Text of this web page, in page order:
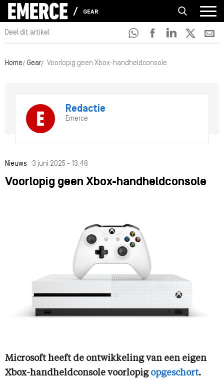
GEAR
Deel dit artikel
Home Gear Voorlopig geen Xbox-handheldconsole
Redactie
Emerce
Nieuws -3 juni 2025 - 13:48
Voorlopig geen Xbox-handheldconsole
Microsoft heeft de ontwikkeling van een eigen
Xbox-handheldconsole voorlopig opgeschort.